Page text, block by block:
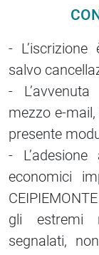
-
salvo
-
mezzo e-
presente
-
economici
gli estremi
segnalati,